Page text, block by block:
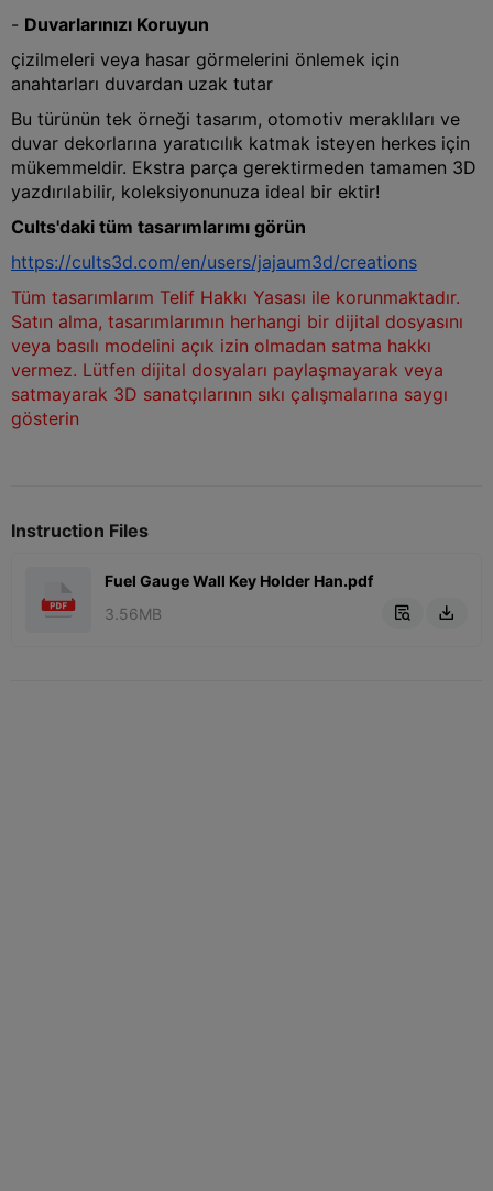
- Duvarlarınızı Koruyun
çizilmeleri veya hasar görmelerini önlemek için
anahtarları duvardan uzak tutar
Bu türünün tek örneği tasarım, otomotiv meraklıları ve
duvar dekorlarına yaratıcılık katmak isteyen herkes için
mükemmeldir. Ekstra parça gerektirmeden tamamen 3D
yazdırılabilir, koleksiyonunuza ideal bir ektir!
Cults'daki tüm tasarımlarımı görün
https://cults3d.com/en/users/jajaum3d/creations
Tüm tasarımlarım Telif Hakkı Yasası ile korunmaktadır.
Satın alma, tasarımlarımın herhangi bir dijital dosyasını
veya basılı modelini açık izin olmadan satma hakkı
vermez. Lütfen dijital dosyaları paylaşmayarak veya
satmayarak 3D sanatçılarının sıkı çalışmalarına saygı
gösterin
Instruction Files
Fuel Gauge Wall Key Holder Han.pdf
3.56MB
 